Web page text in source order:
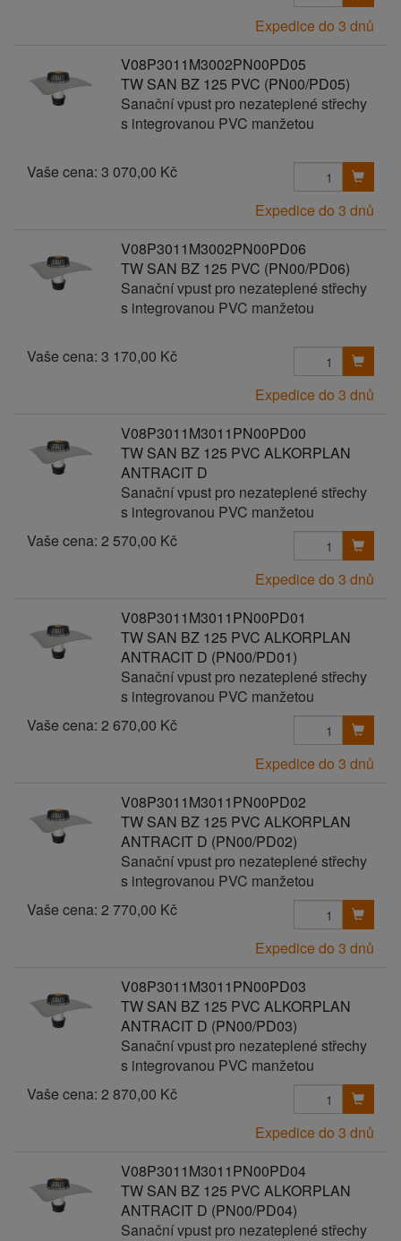
Expedice do 3 dnů
V08P3011M3002PN00PD05
TW SAN BZ 125 PVC (PN00/PD05)
Sanační vpust pro nezateplené střechy
s integrovanou PVC manžetou
Vaše cena: 3 070,00 Kč
Expedice do 3 dnů
V08P3011M3002PN00PD06
TW SAN BZ 125 PVC (PN00/PD06)
Sanační vpust pro nezateplené střechy
s integrovanou PVC manžetou
Vaše cena: 3 170,00 Kč
Expedice do 3 dnů
V08P3011M3011PN00PD00
TW SAN BZ 125 PVC ALKORPLAN
ANTRACIT D
Sanační vpust pro nezateplené střechy
s integrovanou PVC manžetou
Vaše cena: 2 570,00 Kč
Expedice do 3 dnů
V08P3011M3011PN00PD01
TW SAN BZ 125 PVC ALKORPLAN
ANTRACIT D (PN00/PD01)
Sanační vpust pro nezateplené střechy
s integrovanou PVC manžetou
Vaše cena: 2 670,00 Kč
Expedice do 3 dnů
V08P3011M3011PN00PD02
TW SAN BZ 125 PVC ALKORPLAN
ANTRACIT D (PN00/PD02)
Sanační vpust pro nezateplené střechy
s integrovanou PVC manžetou
Vaše cena: 2 770,00 Kč
Expedice do 3 dnů
V08P3011M3011PN00PD03
TW SAN BZ 125 PVC ALKORPLAN
ANTRACIT D (PN00/PD03)
Sanační vpust pro nezateplené střechy
s integrovanou PVC manžetou
Vaše cena: 2 870,00 Kč
Expedice do 3 dnů
V08P3011M3011PN00PD04
TW SAN BZ 125 PVC ALKORPLAN
ANTRACIT D (PN00/PD04)
Sanační vpust pro nezateplené střechy